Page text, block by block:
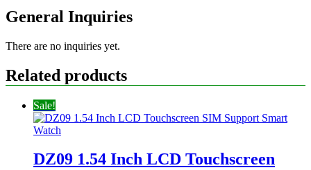
General Inquiries
There are no inquiries yet.
Related products
Sale!
DZ09 1.54 Inch LCD Touchscreen